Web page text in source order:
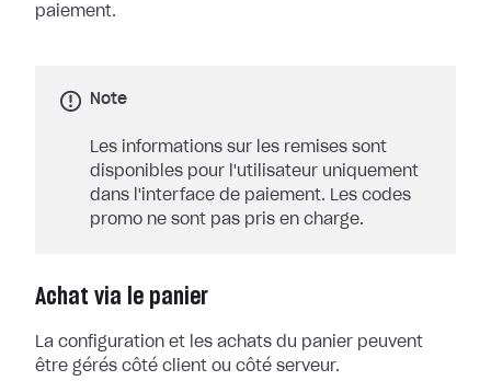
paiement.
Note
Les informations sur les remises sont
disponibles pour l'utilisateur uniquement
dans l'interface de paiement. Les codes
promo ne sont pas pris en charge.
Achat via le panier
La configuration et les achats du panier peuvent
être gérés côté client ou côté serveur.